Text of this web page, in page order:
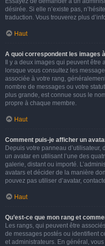
désirée. Si elle n’existe pas,
traduction. Vous trouverez plus
Haut
A quoi correspondent les images
Il y a deux images qui peuvent
lorsque vous consultez les
associée à votre rang,
nombre de messages ou votre
plus grande, est connue sous le
propre à chaque membre.
Haut
Comment puis-je afficher un
Depuis votre panneau
un avatar en utilisant l’une des
galerie, distant ou importé.
avatars et décider de la manière
pouvez pas utiliser d’avatar,
Haut
Qu’est-ce que mon rang et
Les rangs, qui peuvent être
de messages postés ou identifient
et administrateurs. En général,